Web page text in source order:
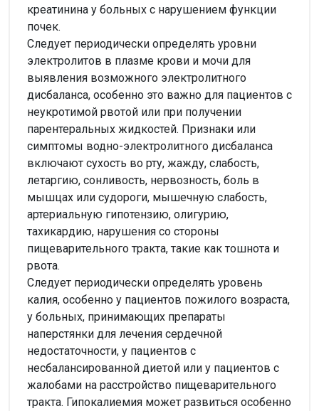
креатинина у больных с нарушением функции
почек.
Следует периодически определять уровни
электролитов в плазме крови и мочи для
выявления возможного электролитного
дисбаланса, особенно это важно для пациентов с
неукротимой рвотой или при получении
парентеральных жидкостей. Признаки или
симптомы водно-электролитного дисбаланса
включают сухость во рту, жажду, слабость,
летаргию, сонливость, нервозность, боль в
мышцах или судороги, мышечную слабость,
артериальную гипотензию, олигурию,
тахикардию, нарушения со стороны
пищеварительного тракта, такие как тошнота и
рвота.
Следует периодически определять уровень
калия, особенно у пациентов пожилого возраста,
у больных, принимающих препараты
наперстянки для лечения сердечной
недостаточности, у пациентов с
несбалансированной диетой или у пациентов с
жалобами на расстройство пищеварительного
тракта. Гипокалиемия может развиться особенно